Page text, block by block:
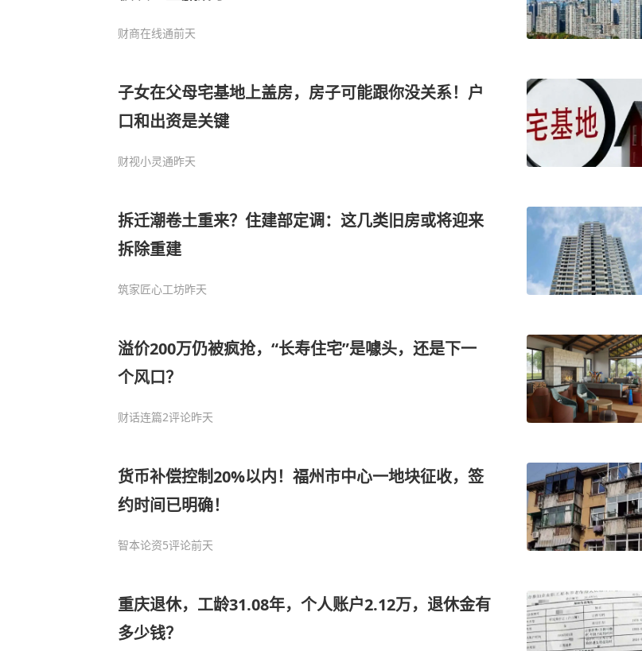
财商在线通前天
子女在父母宅基地上盖房，房子可能跟你没关系！户
口和出资是关键
财视小灵通昨天
拆迁潮卷土重来？住建部定调：这几类旧房或将迎来
拆除重建
筑家匠心工坊昨天
溢价200万仍被疯抢，“长寿住宅”是噱头，还是下一
个风口？
财话连篇2评论昨天
货币补偿控制20%以内！福州市中心一地块征收，签
约时间已明确！
智本论资5评论前天
重庆退休，工龄31.08年，个人账户2.12万，退休金有
多少钱？